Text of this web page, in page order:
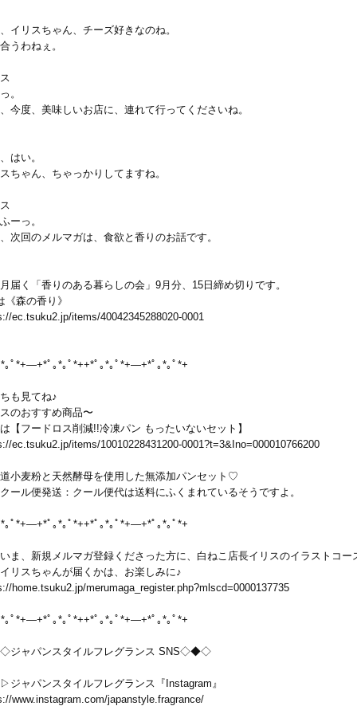
イリスちゃん、チーズ好きなのね。
うわねぇ。
。
今度、美味しいお店に、連れて行ってくださいね。
はい。
ちゃん、ちゃっかりしてますね。
ーっ。
次回のメルマガは、食欲と香りのお話です。
届く「香りのある暮らしの会」9月分、15日締め切りです。
《森の香り》
ec.tsuku2.jp/items/40042345288020-0001
｡ﾟ*+―+*ﾟ｡*｡ﾟ*++*ﾟ｡*｡ﾟ*+―+*ﾟ｡*｡ﾟ*+
も見てね♪
のおすすめ商品〜
【フードロス削減!!冷凍パン もったいないセット】
ec.tsuku2.jp/items/10010228431200-0001?t=3&Ino=000010766200
小麦粉と天然酵母を使用した無添加パンセット♡
ール便発送：クール便代は送料にふくまれているそうですよ。
｡ﾟ*+―+*ﾟ｡*｡ﾟ*++*ﾟ｡*｡ﾟ*+―+*ﾟ｡*｡ﾟ*+
ま、新規メルマガ登録くださった方に、白ねこ店長イリスのイラストコ
リスちゃんが届くかは、お楽しみに♪
home.tsuku2.jp/merumaga_register.php?mlscd=0000137735
｡ﾟ*+―+*ﾟ｡*｡ﾟ*++*ﾟ｡*｡ﾟ*+―+*ﾟ｡*｡ﾟ*+
ャパンスタイルフレグランス SNS◇◆◇
ャパンスタイルフレグランス『Instagram』
www.instagram.com/japanstyle.fragrance/